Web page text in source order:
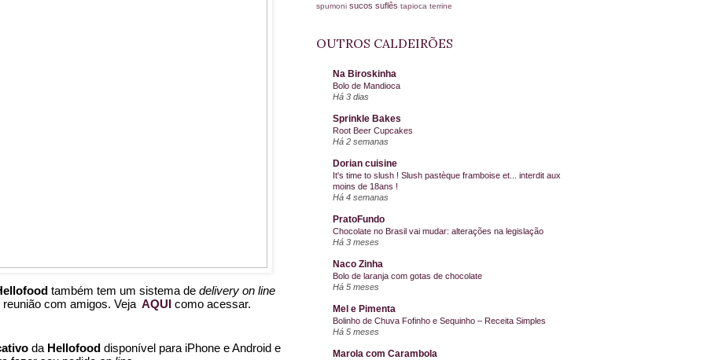
também tem um sistema de delivery on line
com amigos. Veja AQUI como acessar.
da Hellofood disponível para iPhone e Android e
spumoni sucos suflês tapioca terrine
OUTROS CALDEIRÕES
Na Biroskinha
Bolo de Mandioca
Há 3 dias
Sprinkle Bakes
Root Beer Cupcakes
Há 2 semanas
Dorian cuisine
It's time to slush ! Slush pastèque framboise et... interdit aux
moins de 18ans !
Há 4 semanas
PratoFundo
Chocolate no Brasil vai mudar: alterações na legislação
Há 3 meses
Naco Zinha
Bolo de laranja com gotas de chocolate
Há 5 meses
Mel e Pimenta
Bolinho de Chuva Fofinho e Sequinho – Receita Simples
Há 5 meses
Marola com Carambola